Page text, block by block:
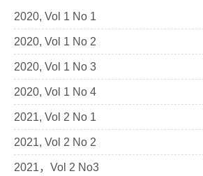
2020, Vol 1 No 1
2020, Vol 1 No 2
2020, Vol 1 No 3
2020, Vol 1 No 4
2021, Vol 2 No 1
2021, Vol 2 No 2
2021，Vol 2 No3